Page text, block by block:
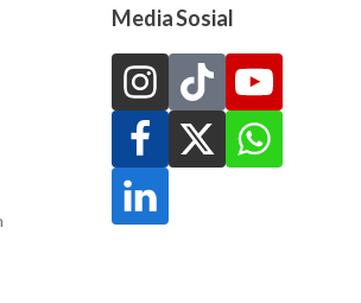
Media Sosial